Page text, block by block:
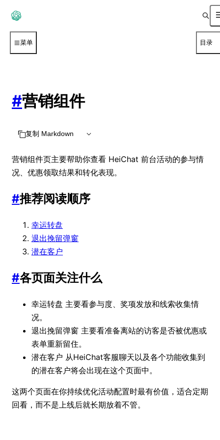
菜单 目录
#营销组件
复制 Markdown
营销组件页主要帮助你查看 HeiChat 前台活动的参与情
况、优惠领取结果和转化表现。
#推荐阅读顺序
幸运转盘
退出挽留弹窗
潜在客户
#各页面关注什么
幸运转盘 主要看参与度、奖项发放和线索收集情
况。
退出挽留弹窗 主要看准备离站的访客是否被优惠或
表单重新留住。
潜在客户 从HeiChat客服聊天以及各个功能收集到
的潜在客户将会出现在这个页面中。
这两个页面在你持续优化活动配置时最有价值，适合定期
回看，而不是上线后就长期放着不管。